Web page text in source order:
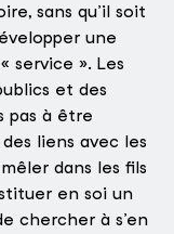
sans qu’il soit
une
service ». Les
et des
pas à être
liens avec les
dans les fils
en soi un
chercher à s’en